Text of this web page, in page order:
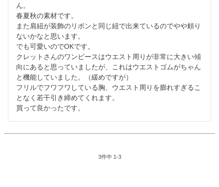
ん。
春夏秋の素材です。
また肩紐が装飾のリボンと同じ紐で出来ているのでやや頼り
ないかなと思います。
でも可愛いのでOKです。
クレットさんのワンピースはウエスト周りが非常に大きい傾
向にあると思っていましたが、これはウエストゴムがちゃん
と機能していました。（緩めですが）
フリルでフワフワしている胸、ウエスト周りを膨れすぎるこ
となく若干引き締めてくれます。
買って良かったです。
3件中 1-3